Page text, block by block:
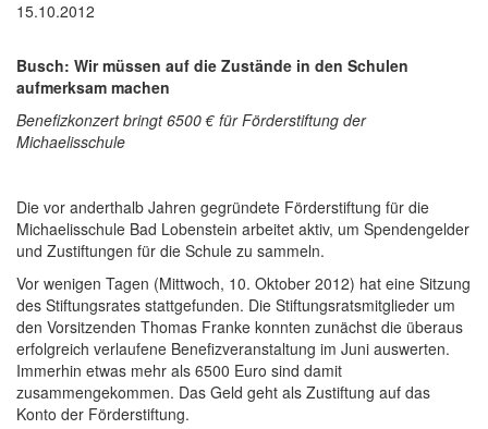
15.10.2012
Busch: Wir müssen auf die Zustände in den Schulen
aufmerksam machen
Benefizkonzert bringt 6500 € für Förderstiftung der
Michaelisschule
Die vor anderthalb Jahren gegründete Förderstiftung für die
Michaelisschule Bad Lobenstein arbeitet aktiv, um Spendengelder
und Zustiftungen für die Schule zu sammeln.
Vor wenigen Tagen (Mittwoch, 10. Oktober 2012) hat eine Sitzung
des Stiftungsrates stattgefunden. Die Stiftungsratsmitglieder um
den Vorsitzenden Thomas Franke konnten zunächst die überaus
erfolgreich verlaufene Benefizveranstaltung im Juni auswerten.
Immerhin etwas mehr als 6500 Euro sind damit
zusammengekommen. Das Geld geht als Zustiftung auf das
Konto der Förderstiftung.